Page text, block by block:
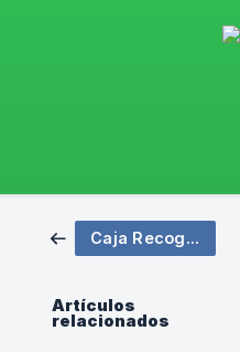
Caja Recogida PIN Digital
Artículos
relacionados